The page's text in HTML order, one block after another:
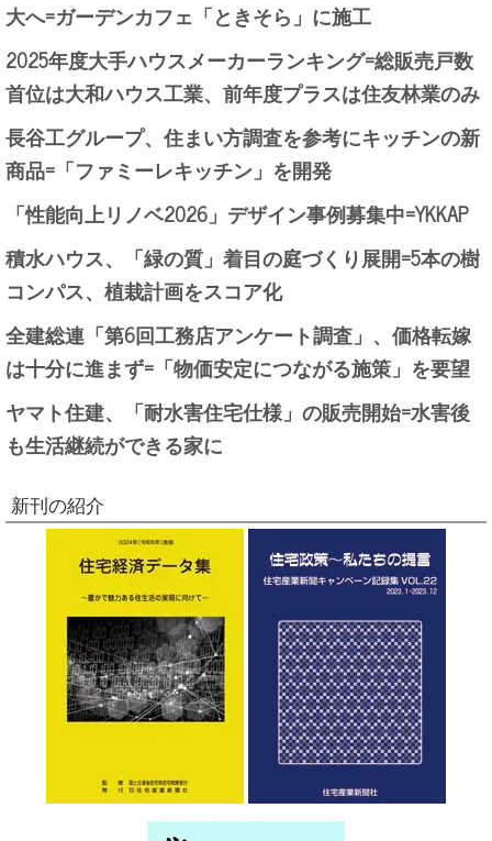
大へ=ガーデンカフェ「ときそら」に施工
2025年度大手ハウスメーカーランキング=総販売戸数
首位は大和ハウス工業、前年度プラスは住友林業のみ
長谷工グループ、住まい方調査を参考にキッチンの新
商品=「ファミーレキッチン」を開発
「性能向上リノベ2026」デザイン事例募集中=YKKAP
積水ハウス、「緑の質」着目の庭づくり展開=5本の樹
コンパス、植栽計画をスコア化
全建総連「第6回工務店アンケート調査」、価格転嫁
は十分に進まず=「物価安定につながる施策」を要望
ヤマト住建、「耐水害住宅仕様」の販売開始=水害後
も生活継続ができる家に
新刊の紹介